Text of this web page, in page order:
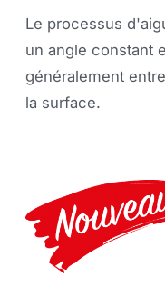
Le processus
un angle constant
généralement
la surface.